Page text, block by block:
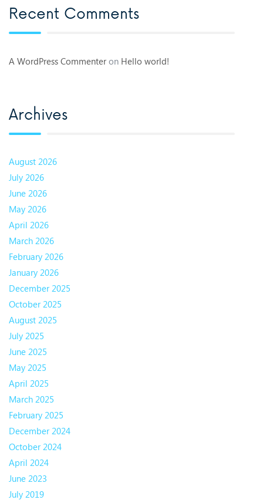
Recent Comments
A WordPress Commenter on Hello world!
Archives
August 2026
July 2026
June 2026
May 2026
April 2026
March 2026
February 2026
January 2026
December 2025
October 2025
August 2025
July 2025
June 2025
May 2025
April 2025
March 2025
February 2025
December 2024
October 2024
April 2024
June 2023
July 2019